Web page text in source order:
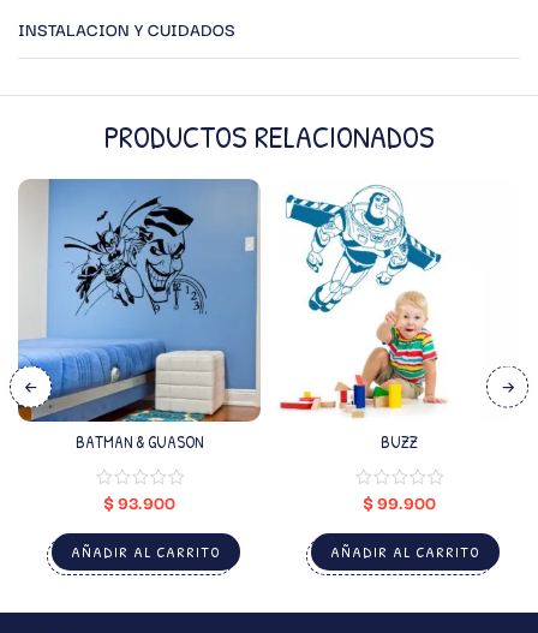
INSTALACION Y CUIDADOS
PRODUCTOS RELACIONADOS
BATMAN & GUASON
$93.900
AÑADIR AL CARRITO
BUZZ
$99.900
AÑADIR AL CARRITO